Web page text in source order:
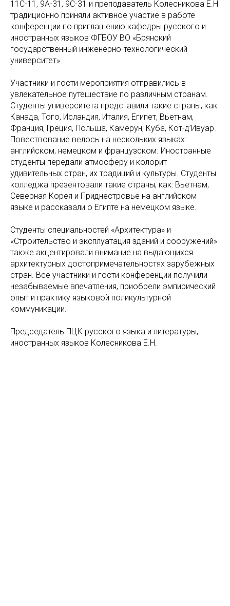
11С-11, 9А-31, 9С-31 и преподаватель Колесникова Е.Н
традиционно приняли активное участие в работе
конференции по приглашению кафедры русского и
иностранных языков ФГБОУ ВО «Брянский
государственный инженерно-технологический
университет».
Участники и гости мероприятия отправились в
увлекательное путешествие по различным странам.
Студенты университета представили такие страны, как:
Канада, Того, Исландия, Италия, Египет, Вьетнам,
Франция, Греция, Польша, Камерун, Куба, Кот-д’Ивуар.
Повествование велось на нескольких языках:
английском, немецком и французском. Иностранные
студенты передали атмосферу и колорит
удивительных стран, их традиций и культуры. Студенты
колледжа презентовали такие страны, как: Вьетнам,
Северная Корея и Приднестровье на английском
языке и рассказали о Египте на немецком языке.
Студенты специальностей «Архитектура» и
«Строительство и эксплуатация зданий и сооружений»
также акцентировали внимание на выдающихся
архитектурных достопримечательностях зарубежных
стран. Все участники и гости конференции получили
незабываемые впечатления, приобрели эмпирический
опыт и практику языковой поликультурной
коммуникации.
Председатель ПЦК русского языка и литературы,
иностранных языков Колесникова Е.Н.